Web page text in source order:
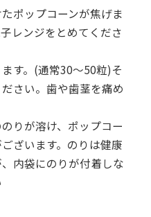
ポップコーンが焦げま
レンジをとめてくださ
す。(通常30～50粒)そ
さい。歯や歯茎を痛め
りが溶け、ポップコー
ざいます。のりは健康
内袋にのりが付着しな